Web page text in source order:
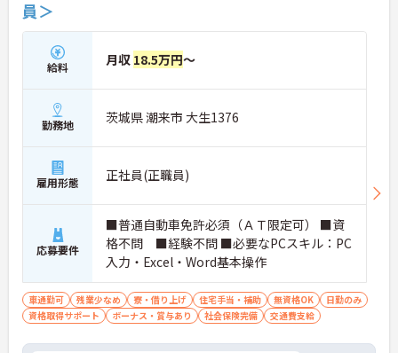
員＞
給料 月収 18.5万円～
勤務地 茨城県 潮来市 大生1376
雇用形態 正社員(正職員)
応募要件
■普通自動車免許必須（ＡＴ限定可） ■資
格不問 ■経験不問 ■必要なPCスキル：PC
入力・Excel・Word基本操作
車通勤可 残業少なめ 寮・借り上げ 住宅手当・補助 無資格OK
日勤のみ
資格取得サポート
ボーナス・賞与あり 社会保険完備 交通費支給